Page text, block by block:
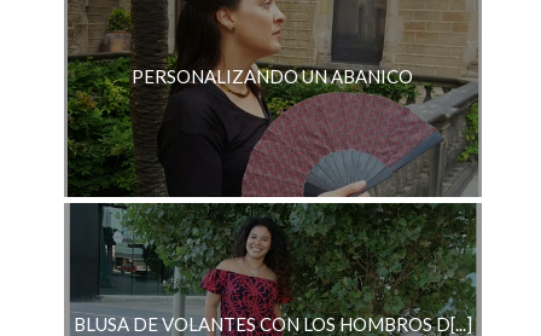
PERSONALIZANDO UN ABANICO
BLUSA DE VOLANTES CON LOS HOMBROS D[...]